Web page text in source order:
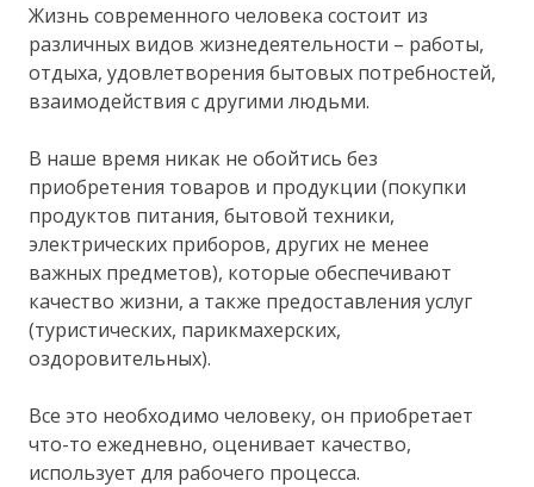
Жизнь современного человека состоит из
различных видов жизнедеятельности – работы,
отдыха, удовлетворения бытовых потребностей,
взаимодействия с другими людьми.
В наше время никак не обойтись без
приобретения товаров и продукции (покупки
продуктов питания, бытовой техники,
электрических приборов, других не менее
важных предметов), которые обеспечивают
качество жизни, а также предоставления услуг
(туристических, парикмахерских,
оздоровительных).
Все это необходимо человеку, он приобретает
что-то ежедневно, оценивает качество,
использует для рабочего процесса.